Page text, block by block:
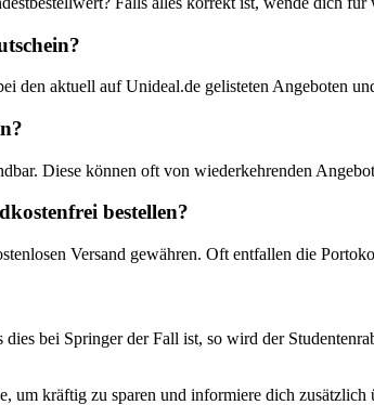
den aktuell auf Unideal.de gelisteten Angeboten
Diese können oft von wiederkehrenden
bestellen?
Versand gewähren. Oft entfallen die
bei Springer der Fall ist, so wird der
um kräftig zu sparen und informiere dich